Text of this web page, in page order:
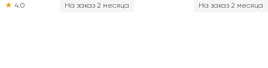
На заказ 2 месяца
★ 4.0 На заказ 2 месяца